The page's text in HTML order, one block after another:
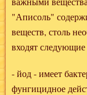
"Аписоль"
веществ, столь
входят
- йод - имеет
фунгицидное